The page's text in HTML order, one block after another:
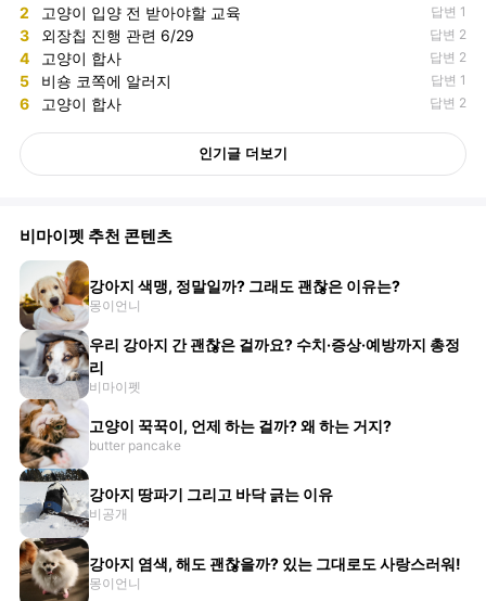
2 고양이 입양 전 받아야할 교육 답변 1
3 외장칩 진행 관련 6/29 답변 2
4 고양이 합사 답변 2
5 비숑 코쪽에 알러지 답변 1
6 고양이 합사 답변 2
인기글 더보기
비마이펫 추천 콘텐츠
강아지 색맹, 정말일까? 그래도 괜찮은 이유는?
몽이언니
우리 강아지 간 괜찮은 걸까요? 수치·증상·예방까지 총정
리
비마이펫
고양이 꾹꾹이, 언제 하는 걸까? 왜 하는 거지?
butter pancake
강아지 땅파기 그리고 바닥 긁는 이유
비공개
강아지 염색, 해도 괜찮을까? 있는 그대로도 사랑스러워!
몽이언니